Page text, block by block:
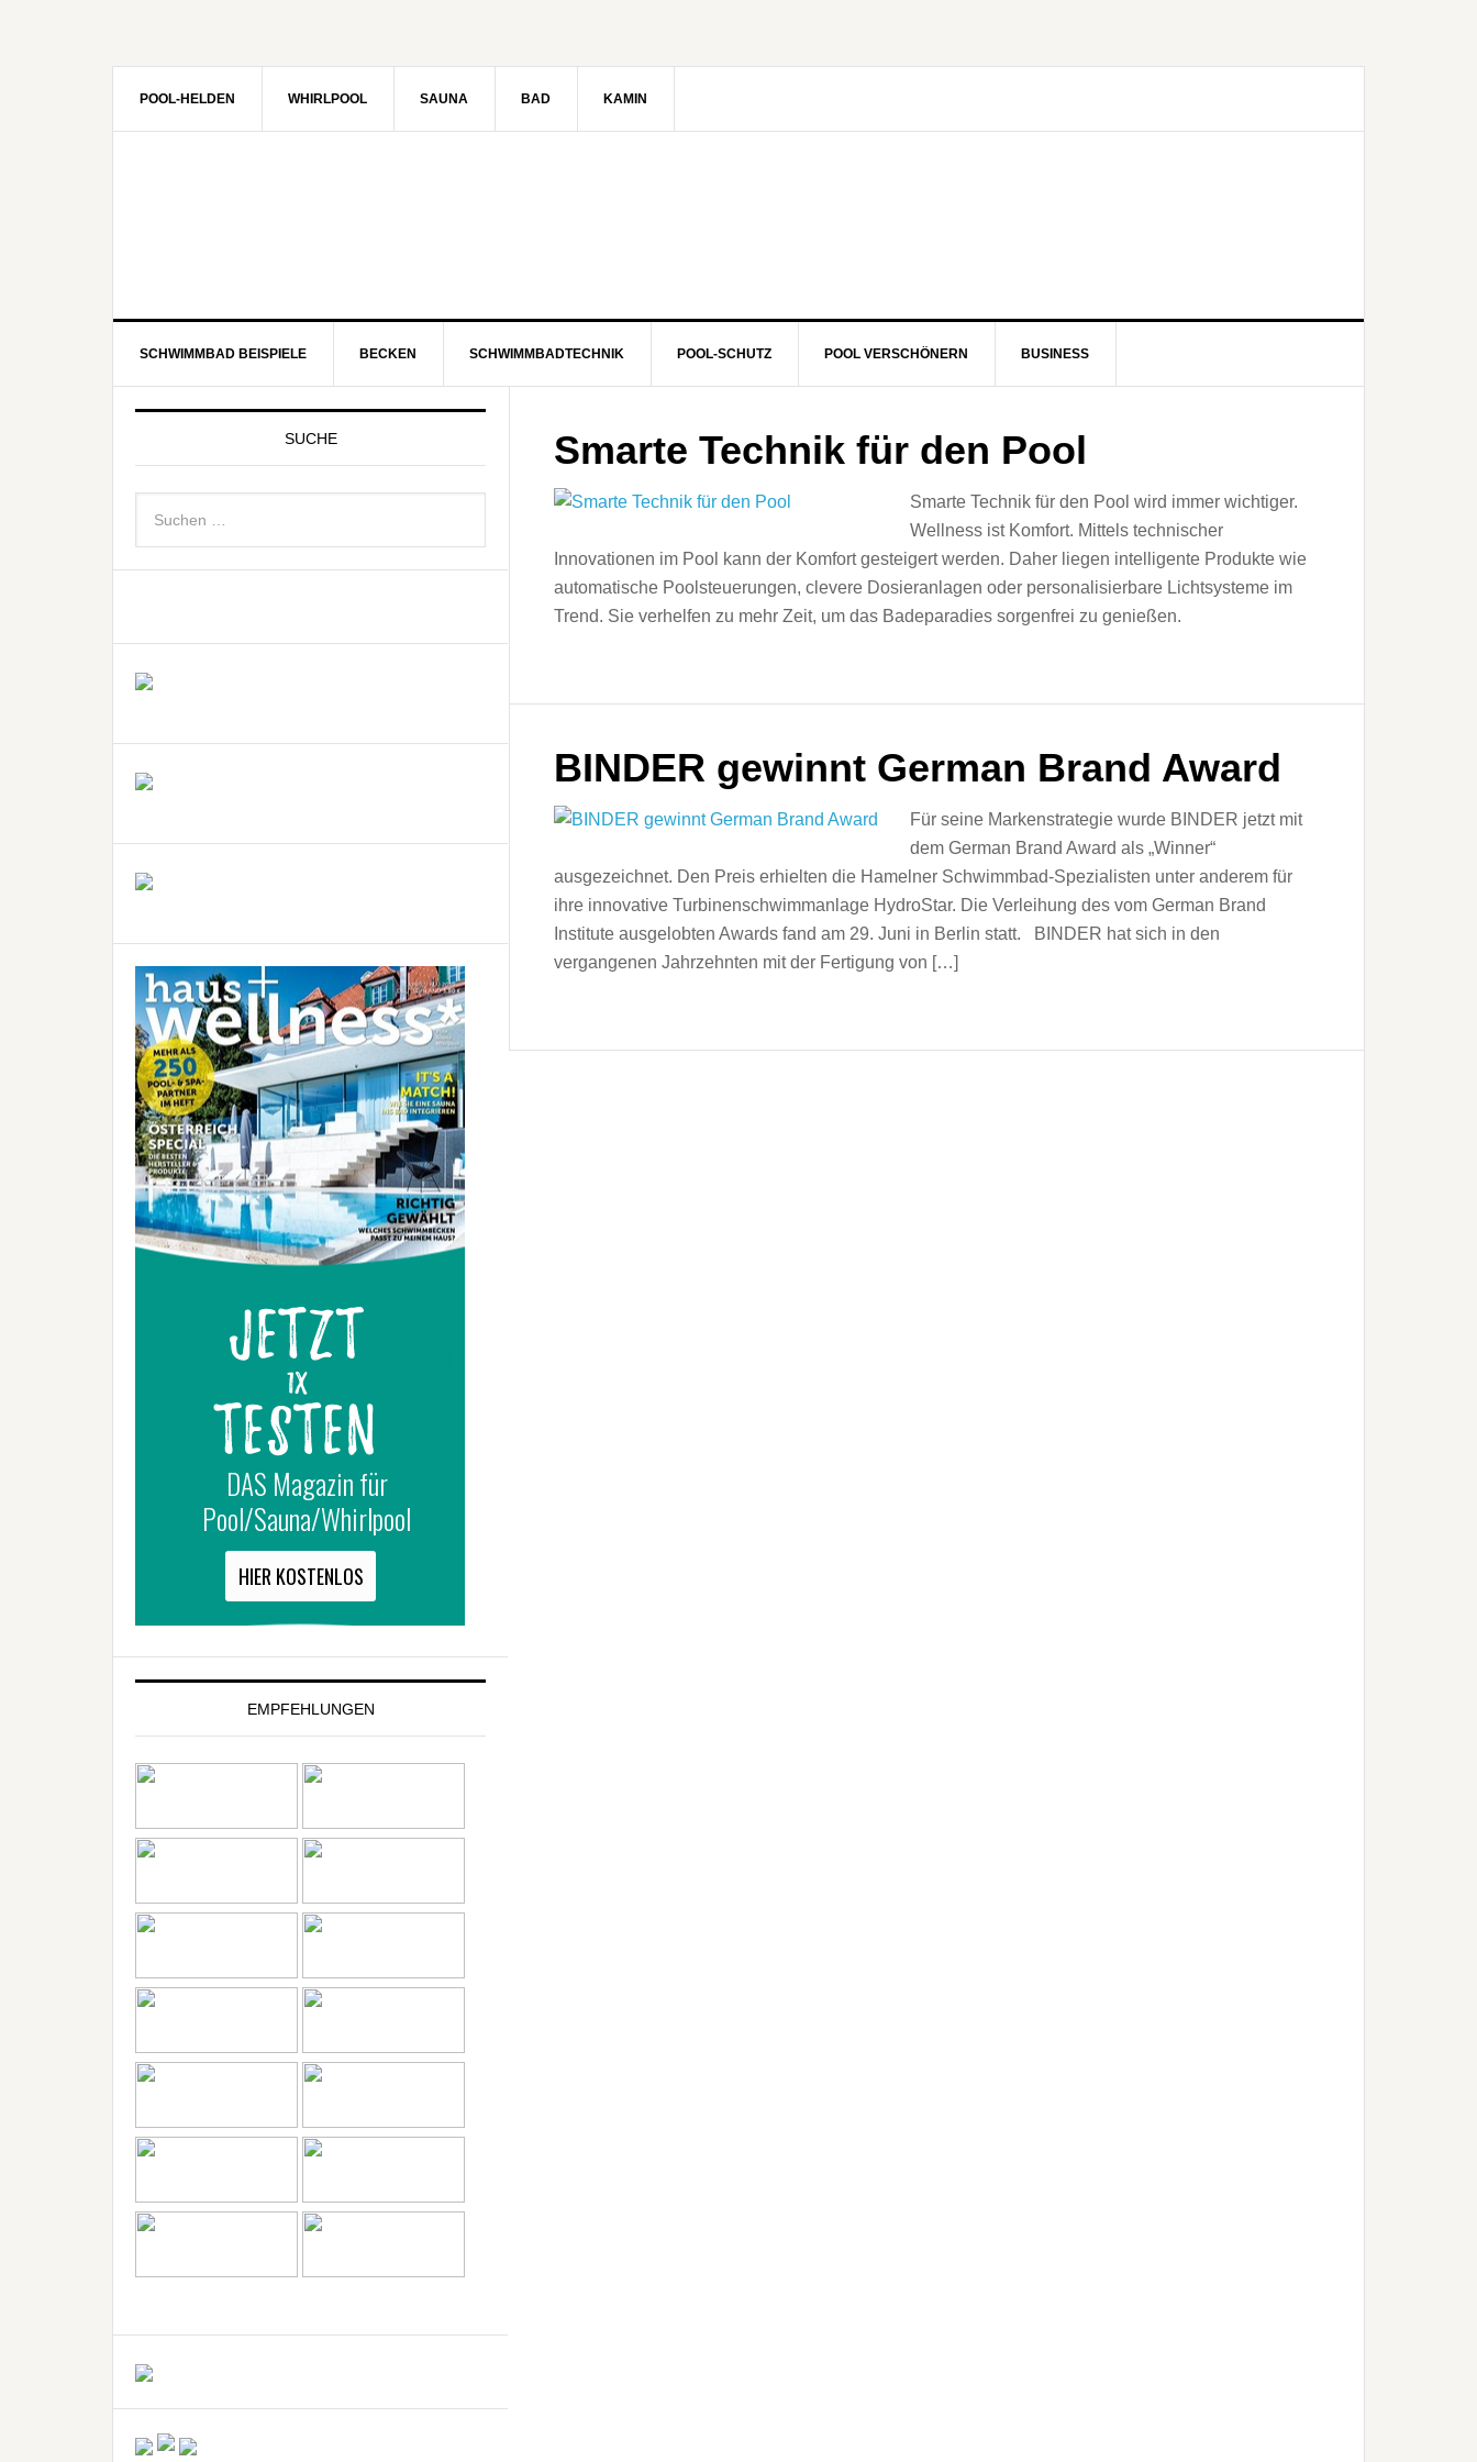
POOL-HELDEN WHIRLPOOL SAUNA BAD KAMIN
SCHWIMMBAD BEISPIELE BECKEN SCHWIMMBADTECHNIK POOL-SCHUTZ POOL VERSCHÖNERN BUSINESS
Smarte Technik für den Pool
Smarte Technik für den Pool wird immer wichtiger.
Wellness ist Komfort. Mittels technischer
Innovationen im Pool kann der Komfort gesteigert werden. Daher liegen intelligente Produkte wie
automatische Poolsteuerungen, clevere Dosieranlagen oder personalisierbare Lichtsysteme im
Trend. Sie verhelfen zu mehr Zeit, um das Badeparadies sorgenfrei zu genießen.
BINDER gewinnt German Brand Award
Für seine Markenstrategie wurde BINDER jetzt mit
dem German Brand Award als „Winner“
ausgezeichnet. Den Preis erhielten die Hamelner Schwimmbad-Spezialisten unter anderem für
ihre innovative Turbinenschwimmanlage HydroStar. Die Verleihung des vom German Brand
Institute ausgelobten Awards fand am 29. Juni in Berlin statt. BINDER hat sich in den
vergangenen Jahrzehnten mit der Fertigung von […]
SUCHE
EMPFEHLUNGEN